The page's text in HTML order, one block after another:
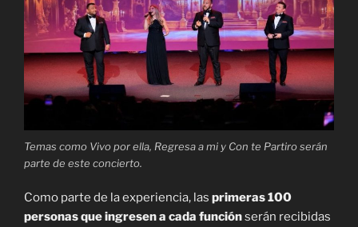
Temas como Vivo por ella, Regresa a mi y Con te Partiro serán
parte de este concierto.
Como parte de la experiencia, las primeras 100
personas que ingresen a cada funciónserán recibidas